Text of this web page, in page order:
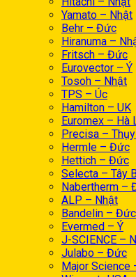
Yamato – Nhật
Behr – Đức
Hiranuma –
Fritsch – Đức
Eurovector – Ý
Tosoh – Nhật
TPS – Úc
Hamilton – UK
Euromex – Hà
Precisa –
Hermle – Đức
Hettich – Đức
Selecta – Tây
Nabertherm –
ALP – Nhật
Bandelin – Đức
Evermed – Ý
J-SCIENCE –
Julabo – Đức
Major Science